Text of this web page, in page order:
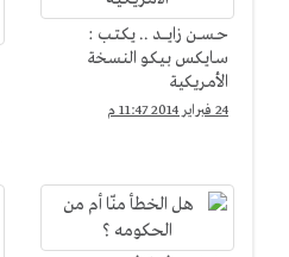
حــســـن زايـــــد .. يـكـتــب :
سـايـكـس بـيـكـو النـسـخة
الأمـريـكيـة
24 فبراير 2014 11:47 م